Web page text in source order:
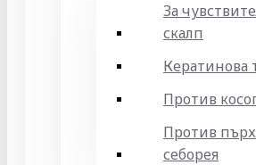
За
скалп
Кератинова
Против
Против
себорея